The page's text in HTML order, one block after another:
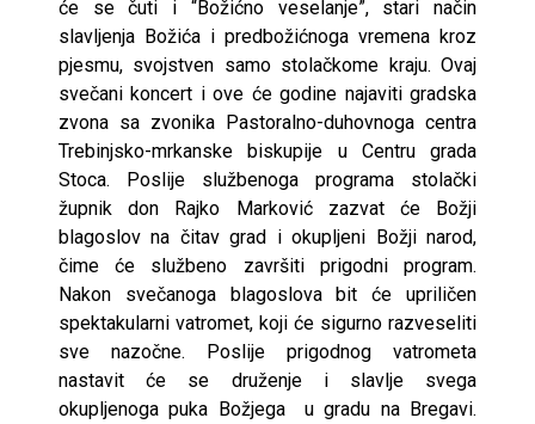
će se čuti i “Božićno veselanje”, stari način
slavljenja Božića i predbožićnoga vremena kroz
pjesmu, svojstven samo stolačkome kraju. Ovaj
svečani koncert i ove će godine najaviti gradska
zvona sa zvonika Pastoralno-duhovnoga centra
Trebinjsko-mrkanske biskupije u Centru grada
Stoca. Poslije službenoga programa stolački
župnik don Rajko Marković zazvat će Božji
blagoslov na čitav grad i okupljeni Božji narod,
čime će službeno završiti prigodni program.
Nakon svečanoga blagoslova bit će upriličen
spektakularni vatromet, koji će sigurno razveseliti
sve nazočne. Poslije prigodnog vatrometa
nastavit će se druženje i slavlje svega
okupljenoga puka Božjega u gradu na Bregavi.